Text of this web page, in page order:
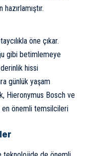
öne çıkar.
gibi betimlemeye
hissi
günlük yaşam
Hieronymus Bosch ve
en önemli temsilcileri